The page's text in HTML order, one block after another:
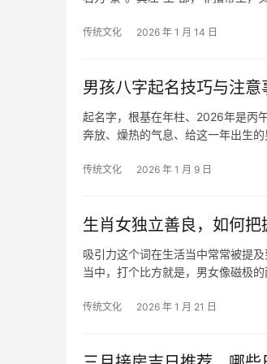
传统文化 2026 年 1 月 14 日
男孩八字起名技巧与注意
起名字，根基在年柱、2026年是丙
奔放、燥热的气息、给这一年出生的
传统文化 2026 年 1 月 9 日
生肖女独立善良，如何把
吸引力这个词在生活当中常常被提
当中，打个比方就是，男女像磁极
传统文化 2026 年 1 月 21 日